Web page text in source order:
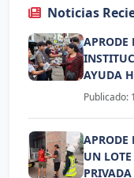
Noticias
APRODE
AYUDA
V.M.T.
Publicado:
APRODE
UN LOTE